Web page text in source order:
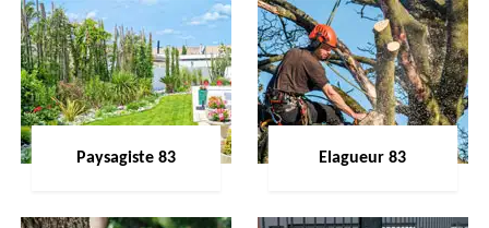
Paysagiste 83 Elagueur 83